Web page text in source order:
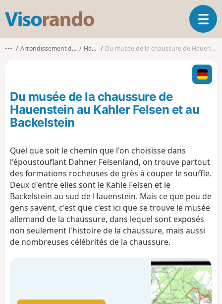
s
o
O
u
i
r
l
a
t
n
••• Arrondissement du Palatinat-Sud-Ouest Hauenstein Du musée de la chaussure de Hauenstein au Kahler Felsen et au Backelstein
Du musée de la chaussure de
Hauenstein au Kahler Felsen et au
Backelstein
Quel que soit le chemin que l'on choisisse dans
l'époustouflant Dahner Felsenland, on trouve partout
des formations rocheuses de grès à couper le souffle.
Deux d'entre elles sont le Kahle Felsen et le
Backelstein au sud de Hauenstein. Mais ce que peu de
gens savent, c'est que c'est ici que se trouve le musée
allemand de la chaussure, dans lequel sont exposés
non seulement l'histoire de la chaussure, mais aussi
de nombreuses célébrités de la chaussure.